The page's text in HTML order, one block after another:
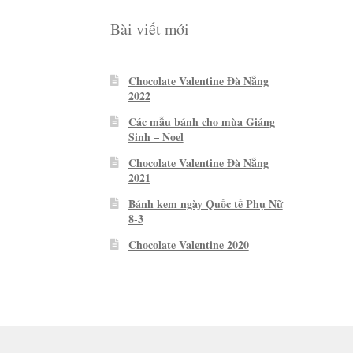
Bài viết mới
Chocolate Valentine Đà Nẵng
2022
Các mẫu bánh cho mùa Giáng
Sinh – Noel
Chocolate Valentine Đà Nẵng
2021
Bánh kem ngày Quốc tế Phụ Nữ
8-3
Chocolate Valentine 2020